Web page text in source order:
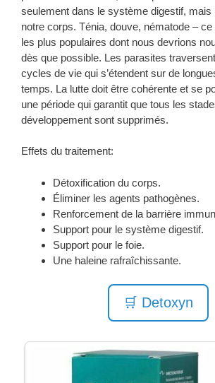
seulement dans le système digestif, mais
notre corps. Ténia, douve, nématode –
les plus populaires dont nous devrions
dès que possible. Les parasites
cycles de vie qui s’étendent sur de
temps. La lutte doit être cohérente et se
une période qui garantit que tous les
développement sont supprimés.
Effets du traitement:
Détoxification du corps.
Éliminer les agents pathogènes.
Renforcement de la barrière
Support pour le système digestif.
Support pour le foie.
Une haleine rafraîchissante.
🛒 Detoxyn